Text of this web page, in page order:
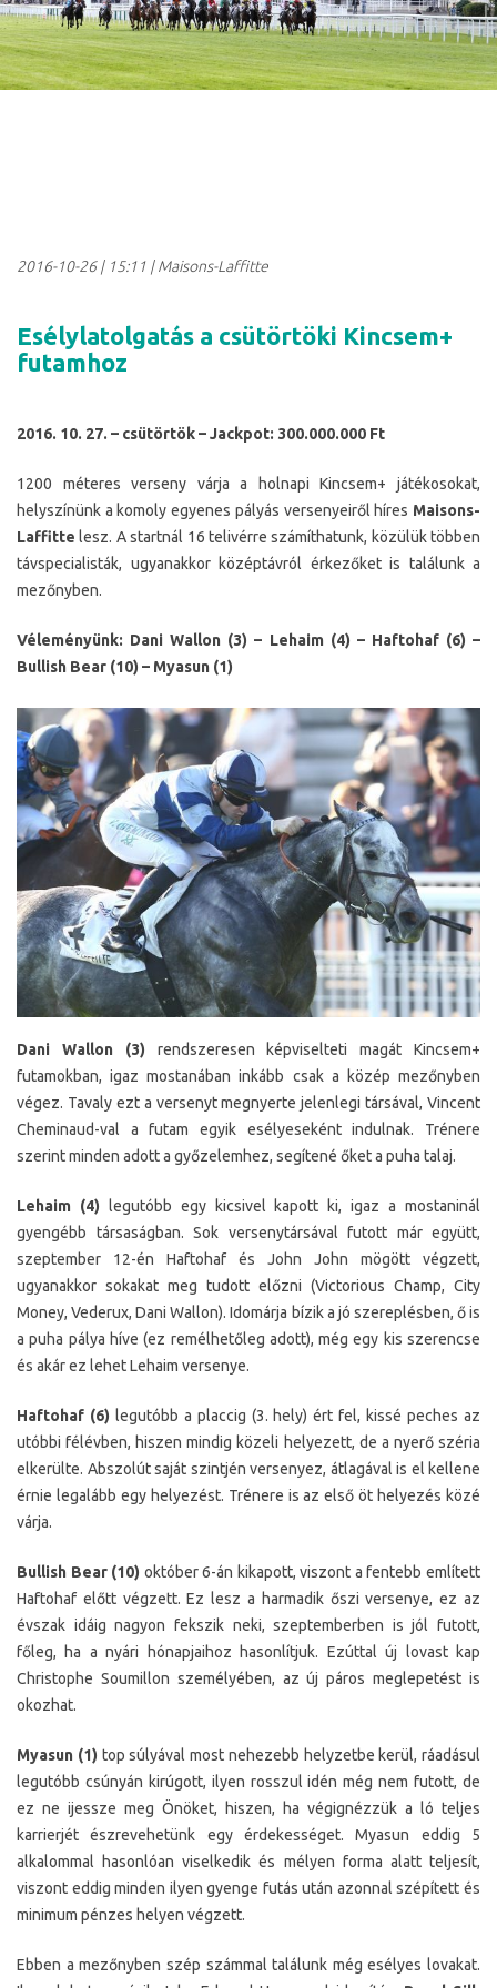
2016-10-26| 15:11 | Maisons-Laffitte
Esélylatolgatás a csütörtöki Kincsem+
futamhoz
2016. 10. 27. – csütörtök – Jackpot: 300.000.000 Ft
1200 méteres verseny várja a holnapi Kincsem+ játékosokat,
helyszínünk a komoly egyenes pályás versenyeiről híres Maisons-
Laffitte lesz. A startnál 16 telivérre számíthatunk, közülük többen
távspecialisták, ugyanakkor középtávról érkezőket is találunk a
mezőnyben.
Véleményünk: Dani Wallon (3) – Lehaim (4) – Haftohaf (6) –
Bullish Bear (10) – Myasun (1)
Dani Wallon (3) rendszeresen képviselteti magát Kincsem+
futamokban, igaz mostanában inkább csak a közép mezőnyben
végez. Tavaly ezt a versenyt megnyerte jelenlegi társával, Vincent
Cheminaud-val a futam egyik esélyeseként indulnak. Trénere
szerint minden adott a győzelemhez, segítené őket a puha talaj.
Lehaim (4) legutóbb egy kicsivel kapott ki, igaz a mostaninál
gyengébb társaságban. Sok versenytársával futott már együtt,
szeptember 12-én Haftohaf és John John mögött végzett,
ugyanakkor sokakat meg tudott előzni (Victorious Champ, City
Money, Vederux, Dani Wallon). Idomárja bízik a jó szereplésben, ő is
a puha pálya híve (ez remélhetőleg adott), még egy kis szerencse
és akár ez lehet Lehaim versenye.
Haftohaf (6) legutóbb a placcig (3. hely) ért fel, kissé peches az
utóbbi félévben, hiszen mindig közeli helyezett, de a nyerő széria
elkerülte. Abszolút saját szintjén versenyez, átlagával is el kellene
érnie legalább egy helyezést. Trénere is az első öt helyezés közé
várja.
Bullish Bear (10) október 6-án kikapott, viszont a fentebb említett
Haftohaf előtt végzett. Ez lesz a harmadik őszi versenye, ez az
évszak idáig nagyon fekszik neki, szeptemberben is jól futott,
főleg, ha a nyári hónapjaihoz hasonlítjuk. Ezúttal új lovast kap
Christophe Soumillon személyében, az új páros meglepetést is
okozhat.
Myasun (1) top súlyával most nehezebb helyzetbe kerül, ráadásul
legutóbb csúnyán kirúgott, ilyen rosszul idén még nem futott, de
ez ne ijessze meg Önöket, hiszen, ha végignézzük a ló teljes
karrierjét észrevehetünk egy érdekességet. Myasun eddig 5
alkalommal hasonlóan viselkedik és mélyen forma alatt teljesít,
viszont eddig minden ilyen gyenge futás után azonnal szépített és
minimum pénzes helyen végzett.
Ebben a mezőnyben szép számmal találunk még esélyes lovakat.